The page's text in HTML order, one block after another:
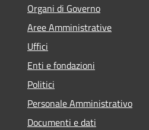
Organi di Governo
Aree Amministrative
Uffici
Enti e fondazioni
Politici
Personale Amministrativo
Documenti e dati